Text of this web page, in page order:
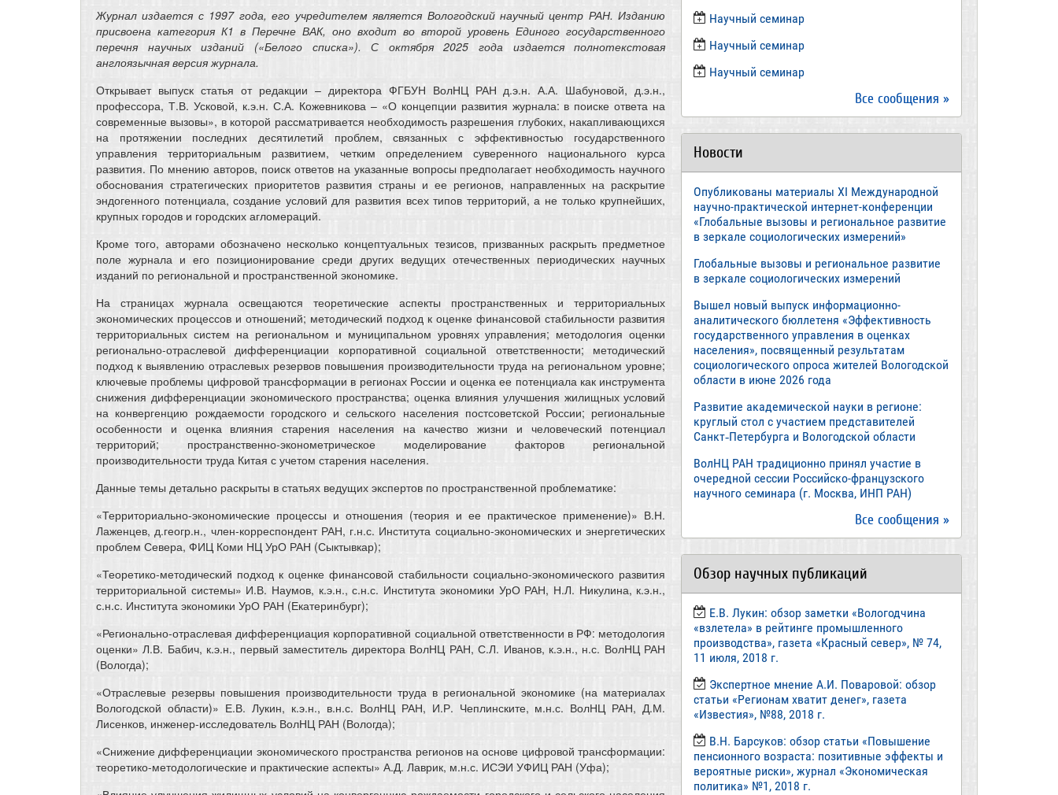
Журнал издается с 1997 года, его учредителем является Вологодский научный центр РАН. Изданию
присвоена категория К1 в Перечне ВАК, оно входит во второй уровень Единого государственного
перечня научных изданий («Белого списка»). С октября 2025 года издается полнотекстовая
англоязычная версия журнала.
Открывает выпуск статья от редакции – директора ФГБУН ВолНЦ РАН д.э.н. А.А. Шабуновой, д.э.н.,
профессора, Т.В. Усковой, к.э.н. С.А. Кожевникова – «О концепции развития журнала: в поиске ответа на
современные вызовы», в которой рассматривается необходимость разрешения глубоких, накапливающихся
на протяжении последних десятилетий проблем, связанных с эффективностью государственного
управления территориальным развитием, четким определением суверенного национального курса
развития. По мнению авторов, поиск ответов на указанные вопросы предполагает необходимость научного
обоснования стратегических приоритетов развития страны и ее регионов, направленных на раскрытие
эндогенного потенциала, создание условий для развития всех типов территорий, а не только крупнейших,
крупных городов и городских агломераций.
Кроме того, авторами обозначено несколько концептуальных тезисов, призванных раскрыть предметное
поле журнала и его позиционирование среди других ведущих отечественных периодических научных
изданий по региональной и пространственной экономике.
На страницах журнала освещаются теоретические аспекты пространственных и территориальных
экономических процессов и отношений; методический подход к оценке финансовой стабильности развития
территориальных систем на региональном и муниципальном уровнях управления; методология оценки
регионально-отраслевой дифференциации корпоративной социальной ответственности; методический
подход к выявлению отраслевых резервов повышения производительности труда на региональном уровне;
ключевые проблемы цифровой трансформации в регионах России и оценка ее потенциала как инструмента
снижения дифференциации экономического пространства; оценка влияния улучшения жилищных условий
на конвергенцию рождаемости городского и сельского населения постсоветской России; региональные
особенности и оценка влияния старения населения на качество жизни и человеческий потенциал
территорий; пространственно-эконометрическое моделирование факторов региональной
производительности труда Китая с учетом старения населения.
Данные темы детально раскрыты в статьях ведущих экспертов по пространственной проблематике:
«Территориально-экономические процессы и отношения (теория и ее практическое применение)» В.Н.
Лаженцев, д.геогр.н., член-корреспондент РАН, г.н.с. Института социально-экономических и энергетических
проблем Севера, ФИЦ Коми НЦ УрО РАН (Сыктывкар);
«Теоретико-методический подход к оценке финансовой стабильности социально-экономического развития
территориальной системы» И.В. Наумов, к.э.н., с.н.с. Института экономики УрО РАН, Н.Л. Никулина, к.э.н.,
с.н.с. Института экономики УрО РАН (Екатеринбург);
«Регионально-отраслевая дифференциация корпоративной социальной ответственности в РФ: методология
оценки» Л.В. Бабич, к.э.н., первый заместитель директора ВолНЦ РАН, С.Л. Иванов, к.э.н., н.с. ВолНЦ РАН
(Вологда);
«Отраслевые резервы повышения производительности труда в региональной экономике (на материалах
Вологодской области)» Е.В. Лукин, к.э.н., в.н.с. ВолНЦ РАН, И.Р. Чеплинските, м.н.с. ВолНЦ РАН, Д.М.
Лисенков, инженер-исследователь ВолНЦ РАН (Вологда);
«Снижение дифференциации экономического пространства регионов на основе цифровой трансформации:
теоретико-методологические и практические аспекты» А.Д. Лаврик, м.н.с. ИСЭИ УФИЦ РАН (Уфа);
​Научный семинар
Научный семинар
​Научный семинар
Все сообщения »
Новости
Опубликованы материалы XI Международной
научно-практической интернет-конференции
«Глобальные вызовы и региональное развитие
в зеркале социологических измерений»
Глобальные вызовы и региональное развитие
в зеркале социологических измерений
Вышел новый выпуск информационно-
аналитического бюллетеня «Эффективность
государственного управления в оценках
населения», посвященный результатам
социологического опроса жителей Вологодской
области в июне 2026 года
Развитие академической науки в регионе:
круглый стол с участием представителей
Санкт‑Петербурга и Вологодской области
ВолНЦ РАН традиционно принял участие в
очередной сессии Российско-французского
научного семинара (г. Москва, ИНП РАН)
Все сообщения »
Обзор научных публикаций
Е.В. Лукин: обзор заметки «Вологодчина
«взлетела» в рейтинге промышленного
производства», газета «Красный север», № 74,
11 июля, 2018 г.
Экспертное мнение А.И. Поваровой: обзор
статьи «Регионам хватит денег», газета
«Известия», №88, 2018 г.
В.Н. Барсуков: обзор статьи «Повышение
пенсионного возраста: позитивные эффекты и
вероятные риски», журнал «Экономическая
политика» №1, 2018 г.